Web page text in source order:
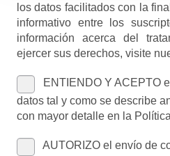
los datos facilitados con la
informativo entre los
información acerca del
ejercer sus derechos, visite
ENTIENDO Y ACEPTO
datos tal y como se describe
con mayor detalle en la
AUTORIZO el envío de